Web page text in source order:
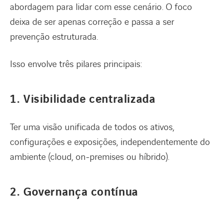
abordagem para lidar com esse cenário. O foco
deixa de ser apenas correção e passa a ser
prevenção estruturada.
Isso envolve três pilares principais:
1. Visibilidade centralizada
Ter uma visão unificada de todos os ativos,
configurações e exposições, independentemente do
ambiente (cloud, on-premises ou híbrido).
2. Governança contínua